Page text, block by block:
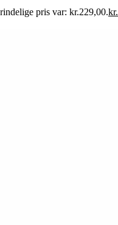
pris var: kr.229,00.kr.